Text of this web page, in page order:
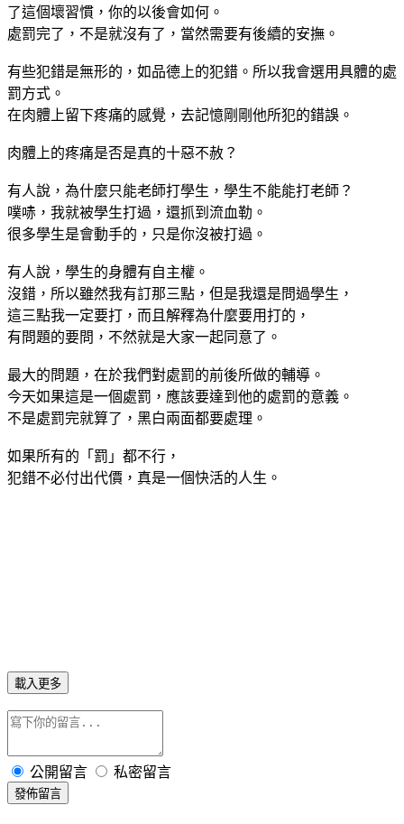
了這個壞習慣，你的以後會如何。
處罰完了，不是就沒有了，當然需要有後續的安撫。
有些犯錯是無形的，如品德上的犯錯。所以我會選用具體的處
罰方式。
在肉體上留下疼痛的感覺，去記憶剛剛他所犯的錯誤。
肉體上的疼痛是否是真的十惡不赦？
有人說，為什麼只能老師打學生，學生不能能打老師？
噗哧，我就被學生打過，還抓到流血勒。
很多學生是會動手的，只是你沒被打過。
有人說，學生的身體有自主權。
沒錯，所以雖然我有訂那三點，但是我還是問過學生，
這三點我一定要打，而且解釋為什麼要用打的，
有問題的要問，不然就是大家一起同意了。
最大的問題，在於我們對處罰的前後所做的輔導。
今天如果這是一個處罰，應該要達到他的處罰的意義。
不是處罰完就算了，黑白兩面都要處理。
如果所有的「罰」都不行，
犯錯不必付出代價，真是一個快活的人生。
載入更多
公開留言 私密留言
發佈留言